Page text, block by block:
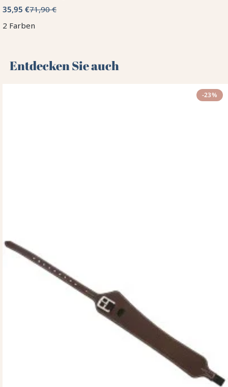
35,95 €71,90 €
2 Farben
Entdecken Sie auch 🌻
-23%